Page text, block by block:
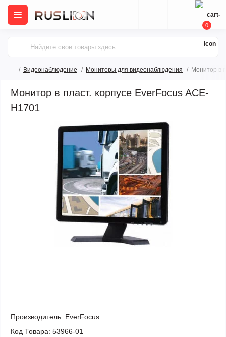
0
Видеонаблюдение Мониторы для видеонаблюдения Монитор в
Монитор в пласт. корпусе EverFocus ACE-
H1701
Производитель: EverFocus
Код Товара: 53966-01